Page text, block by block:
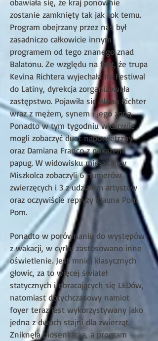
obawiała się, że kraj ponownie
zostanie zamknięty tak jak rok temu.
Program obejrzany przez nas był
zasadniczo całkowicie innym
programem od tego znanego znad
Balatonu. Ze względu na fakt, że trupa
Kevina Richtera wyjechała na Festiwal
do Latiny, dyrekcja zorganizowała
zastępstwo. Pojawiła się Alena Richter
wraz z mężem, synem i jego żoną.
Ponadto w tym tygodniu widzowie
mogli zobaczyć duet napowietrzny
oraz Damiana Franco z pokazem
papug. W widowisku mieszkańcy
Miszkolca zobaczyli 6 numerów
zwierzęcych i 3 z udziałem artystów
oraz oczywiście repryzy Klauna Pom
Pom.
Ponadto w porównaniu do występów
z wakacji, w cyrku zastosowano inne
oświetlenie. Jest mniej klasycznych
głowic, za to więcej świateł
statycznych i obracających się LEDów,
natomiast dotychczasowy namiot
foyer teraz jest wykorzystywany jako
jedna z dwóch stajni dla zwierząt.
Zniknęła piosenkarka, a program